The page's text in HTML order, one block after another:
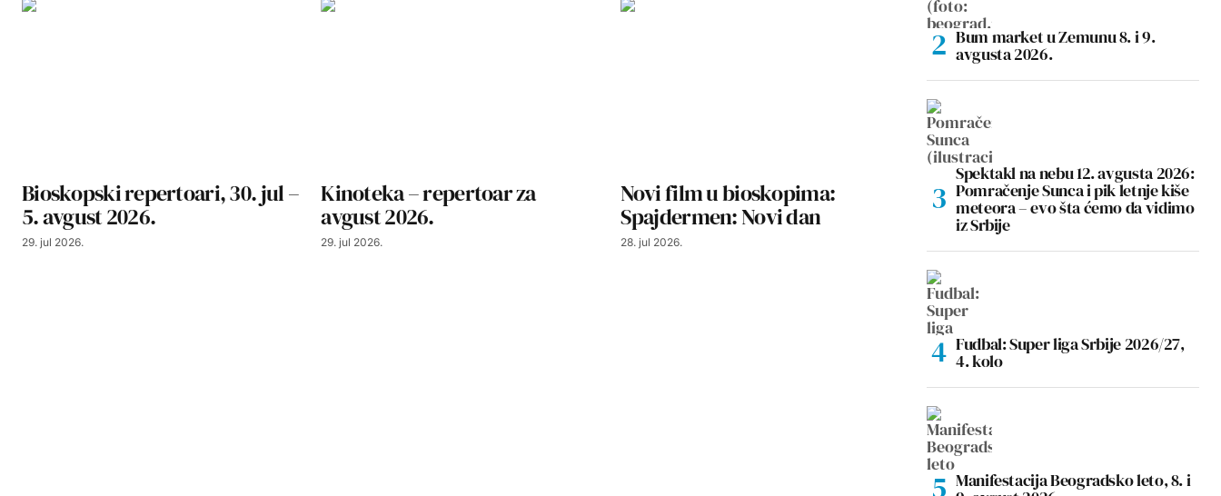
Bioskopski repertoari, 30. jul –
5. avgust 2026.
29. jul 2026.
Kinoteka – repertoar za
avgust 2026.
29. jul 2026.
Novi film u bioskopima:
Spajdermen: Novi dan
28. jul 2026.
Bum market u Zemunu 8. i 9.
avgusta 2026.
Spektakl na nebu 12. avgusta 2026:
Pomračenje Sunca i pik letnje kiše
meteora – evo šta ćemo da vidimo
iz Srbije
Fudbal: Super liga Srbije 2026/27,
4. kolo
Manifestacija Beogradsko leto, 8. i